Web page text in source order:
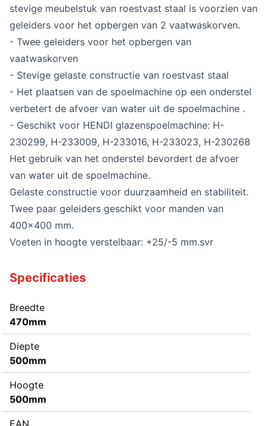
stevige meubelstuk van roestvast staal is voorzien van
geleiders voor het opbergen van 2 vaatwaskorven.
- Twee geleiders voor het opbergen van
vaatwaskorven
- Stevige gelaste constructie van roestvast staal
- Het plaatsen van de spoelmachine op een onderstel
verbetert de afvoer van water uit de spoelmachine .
- Geschikt voor HENDI glazenspoelmachine: H-
230299, H-233009, H-233016, H-233023, H-230268
Het gebruik van het onderstel bevordert de afvoer
van water uit de spoelmachine.
Gelaste constructie voor duurzaamheid en stabiliteit.
Twee paar geleiders geschikt voor manden van
400x400 mm.
Voeten in hoogte verstelbaar: +25/-5 mm.svr
Specificaties
Breedte
470mm
Diepte
500mm
Hoogte
500mm